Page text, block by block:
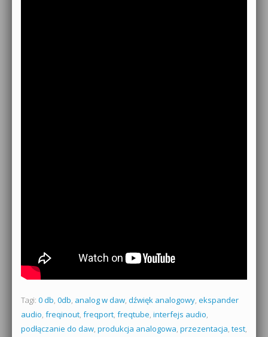
Tagi: 0 db, 0db, analog w daw, dźwięk analogowy, ekspander
audio, freqinout, freqport, freqtube, interfejs audio,
podłączanie do daw, produkcja analogowa, przezentacja, test,